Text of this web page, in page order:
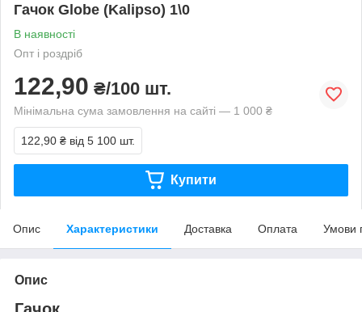
Гачок Globe (Kalipso) 1\0
В наявності
Опт і роздріб
122,90 ₴/100 шт.
Мінімальна сума замовлення на сайті — 1 000 ₴
122,90 ₴ від 5 100 шт.
Купити
Опис Характеристики Доставка Оплата Умови
Опис